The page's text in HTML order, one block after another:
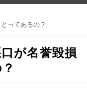
ってあるの？
が名誉毀損
？